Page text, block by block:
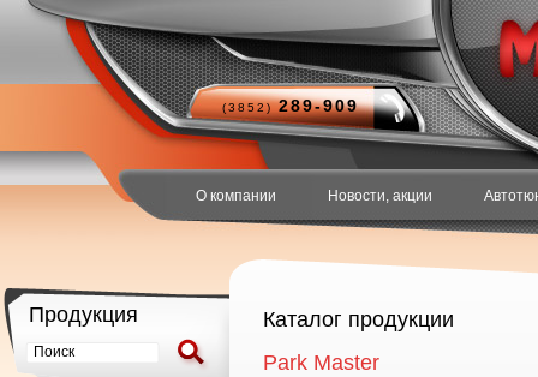
(3852)289-909
О компании Новости, акции
Каталог продукции
Park Master
Продукция